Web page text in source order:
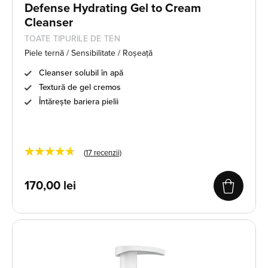
Defense Hydrating Gel to Cream
Cleanser
TOATE TIPURILE DE TEN
Piele ternă / Sensibilitate / Roșeață
Cleanser solubil în apă
Textură de gel cremos
Întărește bariera pielii
★★★★★ (17 recenzii)
170,00 lei